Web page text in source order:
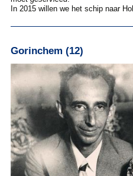
In 2015 willen we het schip naar
Gorinchem (12)